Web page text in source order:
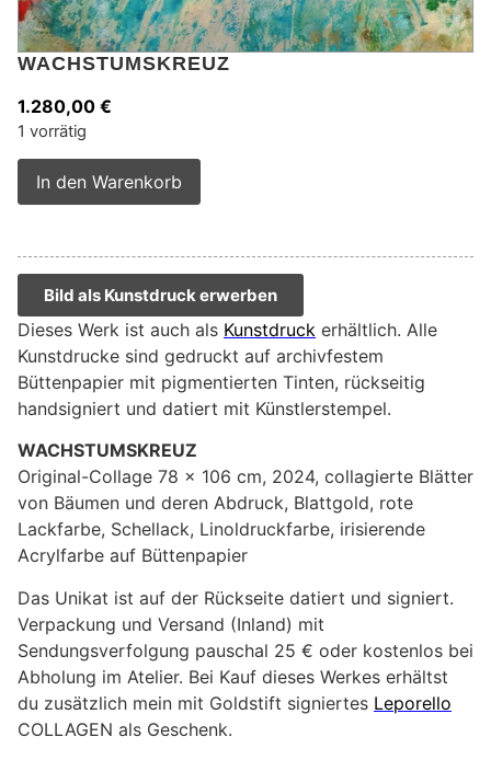
WACHSTUMSKREUZ
1.280,00 €
1 vorrätig
In den Warenkorb
Bild als Kunstdruck erwerben
Dieses Werk ist auch als Kunstdruck erhältlich. Alle
Kunstdrucke sind gedruckt auf archivfestem
Büttenpapier mit pigmentierten Tinten, rückseitig
handsigniert und datiert mit Künstlerstempel.
WACHSTUMSKREUZ
Original-Collage 78 x 106 cm, 2024, collagierte Blätter
von Bäumen und deren Abdruck, Blattgold, rote
Lackfarbe, Schellack, Linoldruckfarbe, irisierende
Acrylfarbe auf Büttenpapier
Das Unikat ist auf der Rückseite datiert und signiert.
Verpackung und Versand (Inland) mit
Sendungsverfolgung pauschal 25 € oder kostenlos bei
Abholung im Atelier. Bei Kauf dieses Werkes erhältst
du zusätzlich mein mit Goldstift signiertes Leporello
COLLAGEN als Geschenk.